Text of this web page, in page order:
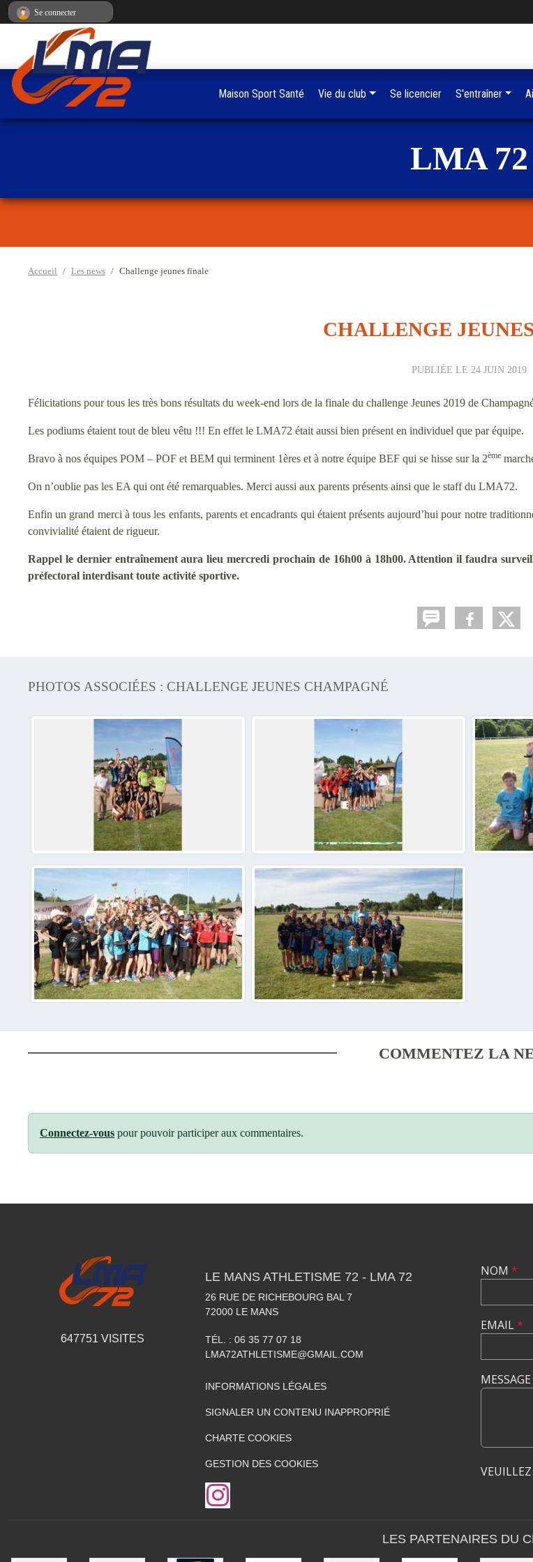
LMA 72
Accueil Les news Challenge jeunes finale
CHALLENGE
PUBLIÉE LE 24 JUIN 2019
Félicitations pour tous les très bons résultats du week-end lors de la finale du challenge Jeunes 2019 de
Les podiums étaient tout de bleu vêtu !!! En effet le LMA72 était aussi bien présent en individuel que par équipe.
Bravo à nos équipes POM – POF et BEM qui terminent 1ères et à notre équipe BEF qui se hisse sur la 2ème
On n’oublie pas les EA qui ont été remarquables. Merci aussi aux parents présents ainsi que le staff du LMA72.
Enfin un grand merci à tous les enfants, parents et encadrants qui étaient présents aujourd’hui pour notre
convivialité étaient de rigueur.
Rappel le dernier entraînement aura lieu mercredi prochain de 16h00 à 18h00. Attention il faudra
préfectoral interdisant toute activité sportive.
PHOTOS ASSOCIÉES : CHALLENGE JEUNES CHAMPAGNÉ
COMMENTEZ LA
Connectez-vous pour pouvoir participer aux commentaires.
Maison Sport Santé Vie du club Se licencier S'entraîner
647751 VISITES
LE MANS ATHLETISME 72 - LMA 72
26 RUE DE RICHEBOURG BAL 7
72000 LE MANS
TÉL. : 06 35 77 07 18
LMA72ATHLETISME@GMAIL.COM
INFORMATIONS LÉGALES
SIGNALER UN CONTENU INAPPROPRIÉ
CHARTE COOKIES
GESTION DES COOKIES
NOM *
EMAIL*
MESSAGE
VEUILLEZ
LES PARTENAIRES DU
Se connecter
Panneau de gestion des cookies